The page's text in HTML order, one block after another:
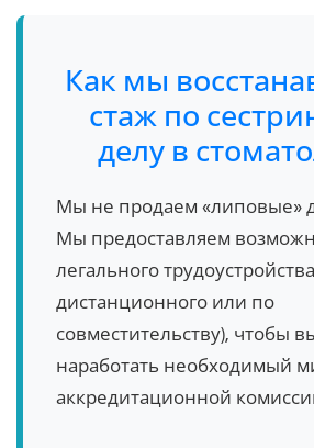
Как мы
стаж по
делу в
Мы не продаем «липовые»
Мы предоставляем
легального
дистанционного или по
совместительству), чтобы
наработать необходимый
аккредитационной